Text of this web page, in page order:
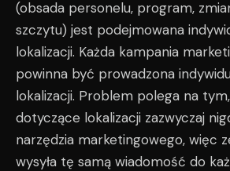
(obsada personelu, program,
szczytu) jest podejmowana
lokalizacji. Każda kampania
powinna być prowadzona
lokalizacji. Problem polega na
dotyczące lokalizacji zazwyczaj
narzędzia marketingowego, więc
wysyła tę samą wiadomość do